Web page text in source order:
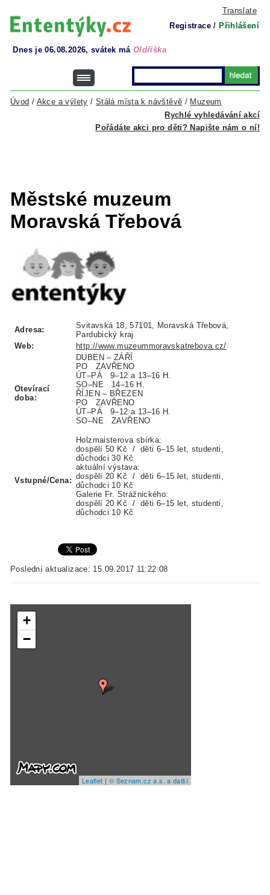
Translate
Registrace / Přihlášení
Dnes je 06.08.2026, svátek má Oldřiška
Rychlé vyhledávání akcí
Úvod / Akce a výlety / Stálá místa k návštěvě / Muzeum
Pořádáte akci pro děti? Napište nám o ní!
Městské muzeum
Moravská Třebová
Adresa:
Svitavská 18, 57101, Moravská Třebová,
Pardubický kraj
Web:
http://www.muzeummoravskatrebova.cz/
Otevírací
doba:
DUBEN – ZÁŘÍ
PO ZAVŘENO
ÚT–PÁ 9–12 a 13–16 H.
SO–NE 14–16 H.
ŘÍJEN – BŘEZEN
PO ZAVŘENO
ÚT–PÁ 9–12 a 13–16 H.
SO–NE ZAVŘENO
Vstupné/Cena:
Holzmaisterova sbírka:
dospělí 50 Kč / děti 6–15 let, studenti,
důchodci 30 Kč
aktuální výstava:
dospělí 20 Kč / děti 6–15 let, studenti,
důchodci 10 Kč
Galerie Fr. Strážnického:
dospělí 20 Kč / děti 6–15 let, studenti,
důchodci 10 Kč
Poslední aktualizace: 15.09.2017 11:22:08
+
−
Leaflet | © Seznam.cz a.s. a další